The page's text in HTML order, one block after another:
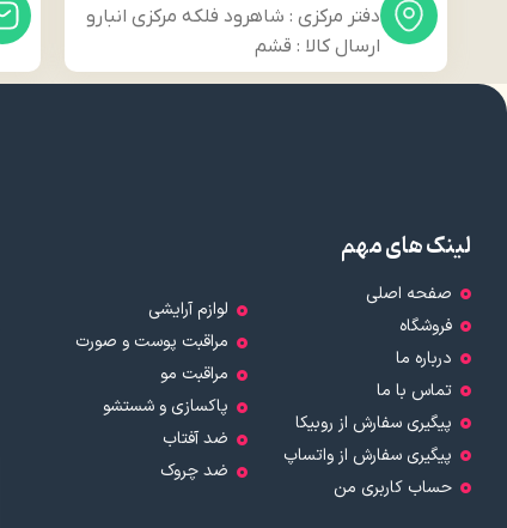
دفتر مرکزی : شاهرود فلکه مرکزی انبارو
ارسال کالا : قشم
لینک های مهم
صفحه اصلی
فروشگاه
درباره ما
تماس با ما
پیگیری سفارش از روبیکا
پیگیری سفارش از واتساپ
حساب کاربری من
لوازم آرایشی
مراقبت پوست و صورت
مراقبت مو
پاکسازی و شستشو
ضد آفتاب
ضد چروک